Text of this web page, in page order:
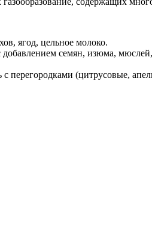
ягод, цельное молоко.
семян, изюма,
(цитрусовые,